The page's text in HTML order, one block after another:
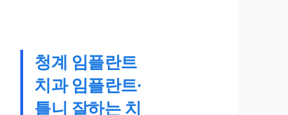
청계 임플란트
치과 임플란트·
틀니 잘하는 치